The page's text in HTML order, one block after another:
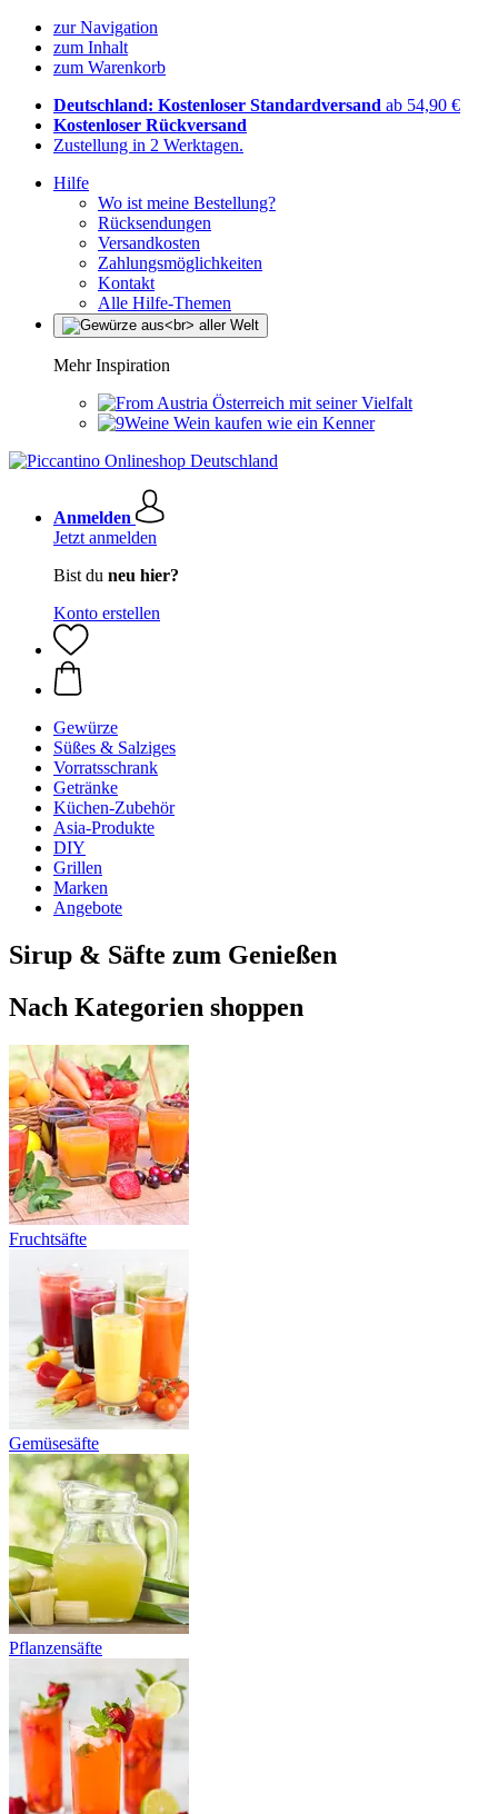
zur Navigation
zum Inhalt
zum Warenkorb
Deutschland: Kostenloser Standardversand ab 54,90 €
Kostenloser Rückversand
Zustellung in 2 Werktagen.
Hilfe
Wo ist meine Bestellung?
Rücksendungen
Versandkosten
Zahlungsmöglichkeiten
Kontakt
Alle Hilfe-Themen
Mehr Inspiration
Österreich mit seiner Vielfalt
Wein kaufen wie ein Kenner
Anmelden
Jetzt anmelden
Bist du neu hier?
Konto erstellen
Gewürze
Süßes & Salziges
Vorratsschrank
Getränke
Küchen-Zubehör
Asia-Produkte
DIY
Grillen
Marken
Angebote
Sirup & Säfte zum Genießen
Nach Kategorien shoppen
Fruchtsäfte
Gemüsesäfte
Pflanzensäfte